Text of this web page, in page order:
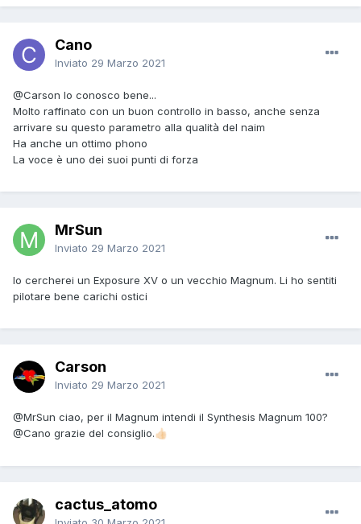
Cano
Inviato 29 Marzo 2021
@Carson lo conosco bene...
Molto raffinato con un buon controllo in basso, anche senza
arrivare su questo parametro alla qualità del naim
Ha anche un ottimo phono
La voce è uno dei suoi punti di forza
MrSun
Inviato 29 Marzo 2021
Io cercherei un Exposure XV o un vecchio Magnum. Li ho sentiti
pilotare bene carichi ostici
Carson
Inviato 29 Marzo 2021
@MrSun ciao, per il Magnum intendi il Synthesis Magnum 100?
@Cano grazie del consiglio.👍🏻
cactus_atomo